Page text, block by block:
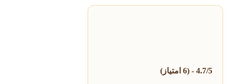
4.7/5 - (6 امتیاز)